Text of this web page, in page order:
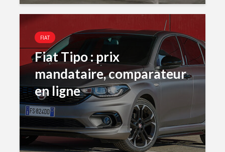
FIAT
Fiat Tipo : prix
mandataire, comparateur
en ligne